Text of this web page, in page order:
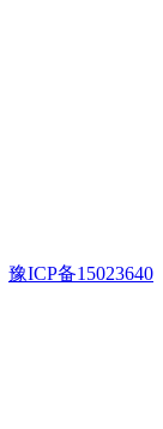
豫ICP备15023640